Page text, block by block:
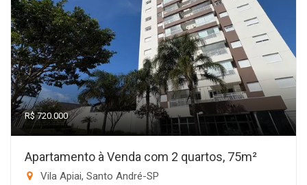
R$ 720.000
Apartamento à Venda com 2 quartos, 75m²
Vila Apiai, Santo André-SP